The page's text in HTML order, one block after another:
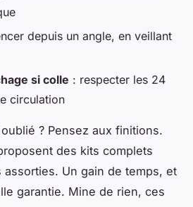
depuis un angle, en veillant
si colle : respecter les 24
circulation
? Pensez aux finitions.
des kits complets
Un gain de temps, et
garantie. Mine de rien, ces